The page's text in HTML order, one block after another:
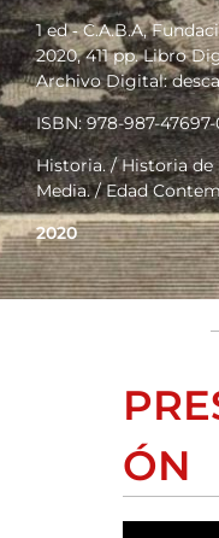
1 ed ‑ C.A.B.A,
2020, 411 pp. Libro
Archivo Digital:
ISBN: 978-987-47697-
Historia. / Historia de
Media. / Edad
2020
ÓN